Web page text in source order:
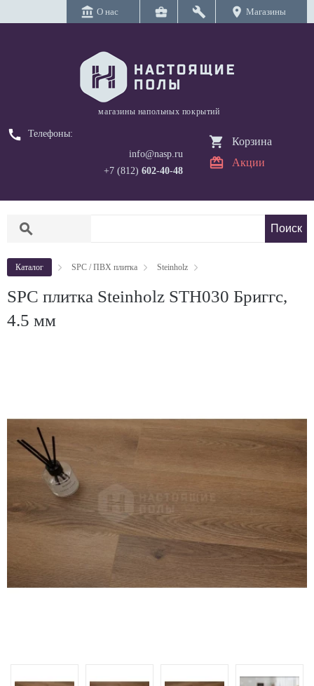
account_balance О нас business_center build location_on Магазины
магазины напольных покрытий
call
Телефоны:
info@nasp.ru
+7 (812) 602-40-48
Корзина
Акции
search
Каталог SPC / ПВХ плитка Steinholz
SPC плитка Steinholz STH030 Бриггс,
4.5 мм